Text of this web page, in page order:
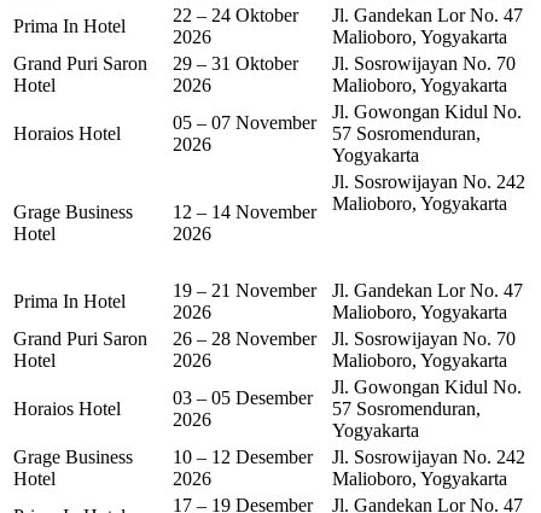
Prima In Hotel
22 – 24 Oktober
2026
Jl. Gandekan Lor No. 47
Malioboro, Yogyakarta
Grand Puri Saron
Hotel
29 – 31 Oktober
2026
Jl. Sosrowijayan No. 70
Malioboro, Yogyakarta
Horaios Hotel
05 – 07 November
2026
Jl. Gowongan Kidul No.
57 Sosromenduran,
Yogyakarta
Grage Business
Hotel
12 – 14 November
2026
Jl. Sosrowijayan No. 242
Malioboro, Yogyakarta
Prima In Hotel
19 – 21 November
2026
Jl. Gandekan Lor No. 47
Malioboro, Yogyakarta
Grand Puri Saron
Hotel
26 – 28 November
2026
Jl. Sosrowijayan No. 70
Malioboro, Yogyakarta
Horaios Hotel
03 – 05 Desember
2026
Jl. Gowongan Kidul No.
57 Sosromenduran,
Yogyakarta
Grage Business
Hotel
10 – 12 Desember
2026
Jl. Sosrowijayan No. 242
Malioboro, Yogyakarta
17 – 19 Desember
Jl. Gandekan Lor No. 47